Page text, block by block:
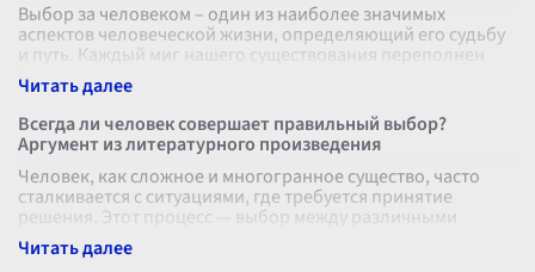
Выбор за человеком – один из наиболее значимых
аспектов человеческой жизни, определяющий его судьбу
и путь. Каждый миг нашего существования переполнен
бесчисленными моментами, когд
Всегда ли человек совершает правильный выбор?
Аргумент из литературного произведения
Человек, как сложное и многогранное существо, часто
сталкивается с ситуациями, где требуется принятие
решения. Этот процесс — выбор между различными
альтернативами — является неотъ